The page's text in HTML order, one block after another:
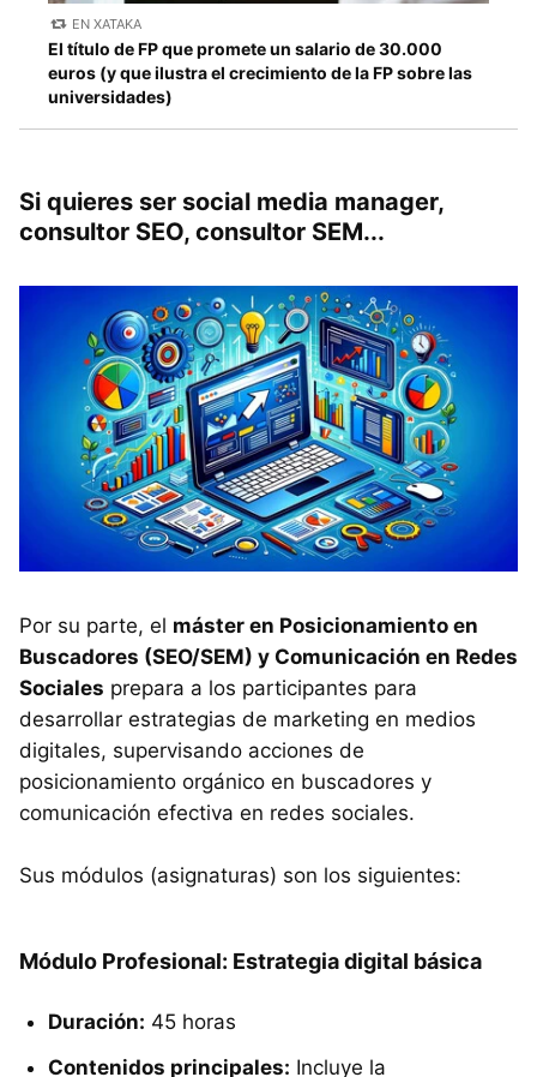
EN XATAKA
El título de FP que promete un salario de 30.000
euros (y que ilustra el crecimiento de la FP sobre las
universidades)
Si quieres ser social media manager,
consultor SEO, consultor SEM...
Por su parte, el máster en Posicionamiento en
Buscadores (SEO/SEM) y Comunicación en Redes
Sociales prepara a los participantes para
desarrollar estrategias de marketing en medios
digitales, supervisando acciones de
posicionamiento orgánico en buscadores y
comunicación efectiva en redes sociales.
Sus módulos (asignaturas) son los siguientes:
Módulo Profesional: Estrategia digital básica
Duración: 45 horas
Contenidos principales: Incluye la